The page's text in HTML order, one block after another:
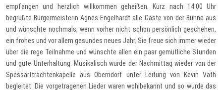
empfangen und herzlich willkommen geheißen. Kurz nach 14:00 Uhr
begrüßte Bürgermeisterin Agnes Engelhardt alle Gäste von der Bühne aus
und wünschte nochmals, wenn vorher nicht schon persönlich geschehen,
ein frohes und vor allem gesundes neues Jahr. Sie freue sich immer wieder
über die rege Teilnahme und wünschte allen ein paar gemütliche Stunden
und gute Unterhaltung. Musikalisch wurde der Nachmittag wieder von der
Spessarttrachtenkapelle aus Oberndorf unter Leitung von Kevin Väth
begleitet. Die vorgetragenen Lieder waren wohlbekannt und so wurde das